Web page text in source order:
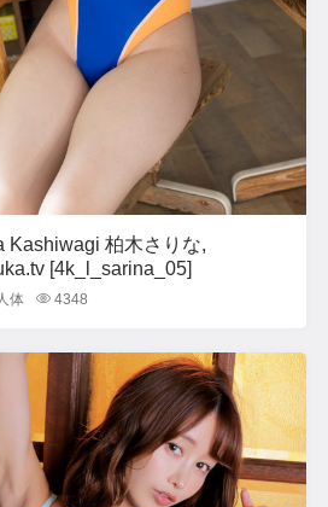
Kashiwagi 柏木さりな,
[4k_l_sarina_05]
体 4348